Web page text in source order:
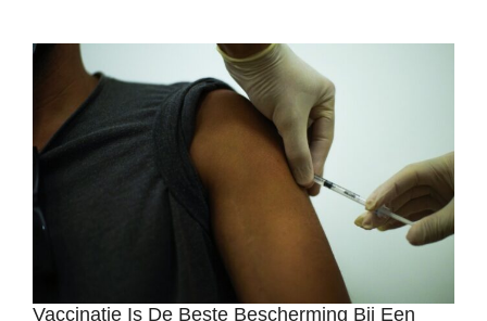
Vaccinatie Is De Beste Bescherming Bij Een